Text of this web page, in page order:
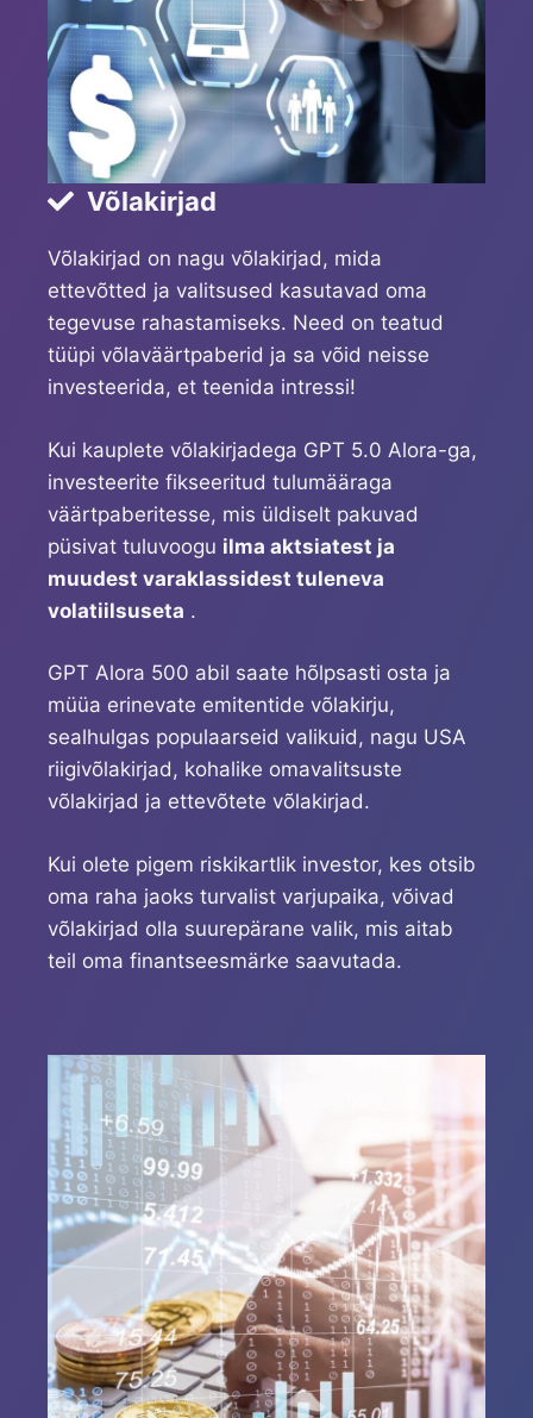
Võlakirjad
Võlakirjad on nagu võlakirjad, mida
ettevõtted ja valitsused kasutavad oma
tegevuse rahastamiseks. Need on teatud
tüüpi võlaväärtpaberid ja sa võid neisse
investeerida, et teenida intressi!
Kui kauplete võlakirjadega GPT 5.0 Alora-ga,
investeerite fikseeritud tulumääraga
väärtpaberitesse, mis üldiselt pakuvad
püsivat tuluvoogu ilma aktsiatest ja
muudest varaklassidest tuleneva
volatiilsuseta .
GPT Alora 500 abil saate hõlpsasti osta ja
müüa erinevate emitentide võlakirju,
sealhulgas populaarseid valikuid, nagu USA
riigivõlakirjad, kohalike omavalitsuste
võlakirjad ja ettevõtete võlakirjad.
Kui olete pigem riskikartlik investor, kes otsib
oma raha jaoks turvalist varjupaika, võivad
võlakirjad olla suurepärane valik, mis aitab
teil oma finantseesmärke saavutada.